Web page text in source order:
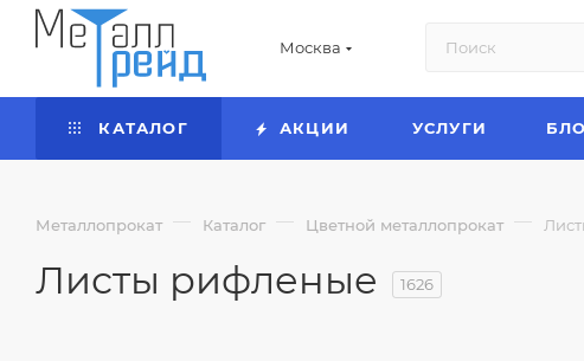
Москва
КАТАЛОГ АКЦИИ УСЛУГИ
Металлопрокат — Каталог — Цветной металлопрокат —
Листы рифленые 1626